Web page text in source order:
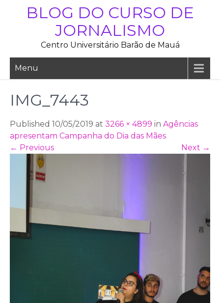
BLOG DO CURSO DE
JORNALISMO
Centro Universitário Barão de Mauá
Menu
IMG_7443
Published 10/05/2019 at 3266 × 4899 in Agências
apresentam Campanha do Dia das Mães
← Previous Next →